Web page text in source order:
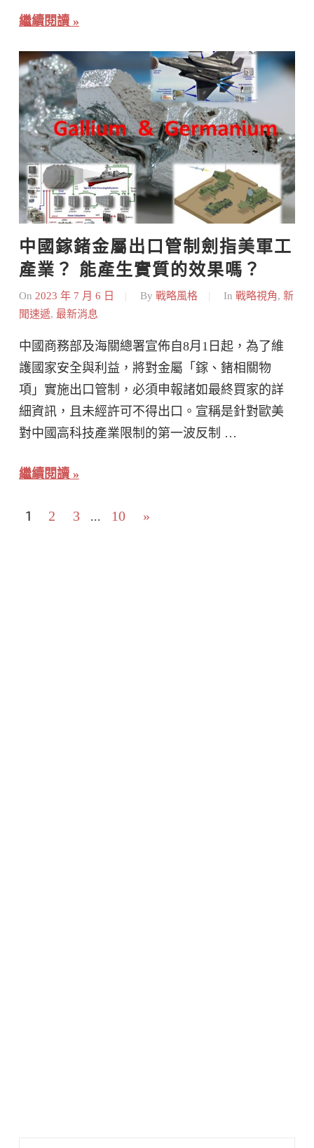
繼續閱讀
中國鎵鍺金屬出口管制劍指美軍工
產業？ 能產生實質的效果嗎？
On 2023 年 7 月 6 日 By 戰略風格 In 戰略視角, 新
聞速遞, 最新消息
中國商務部及海關總署宣佈自8月1日起，為了維
護國家安全與利益，將對金屬「鎵、鍺相關物
項」實施出口管制，必須申報諸如最終買家的詳
細資訊，且未經許可不得出口。宣稱是針對歐美
對中國高科技產業限制的第一波反制 …
繼續閱讀
文
1 2 3 ... 10
Next
»